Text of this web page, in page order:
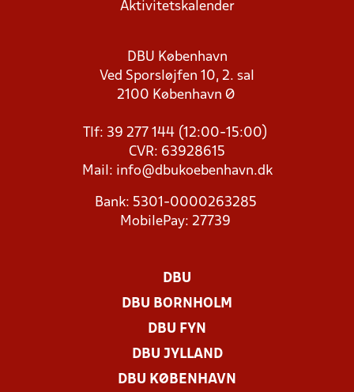
Aktivitetskalender
DBU København
Ved Sporsløjfen 10, 2. sal
2100 København Ø
Tlf: 39 277 144 (12:00-15:00)
CVR: 63928615
Mail: info@dbukoebenhavn.dk
Bank: 5301-0000263285
MobilePay: 27739
DBU
DBU BORNHOLM
DBU FYN
DBU JYLLAND
DBU KØBENHAVN